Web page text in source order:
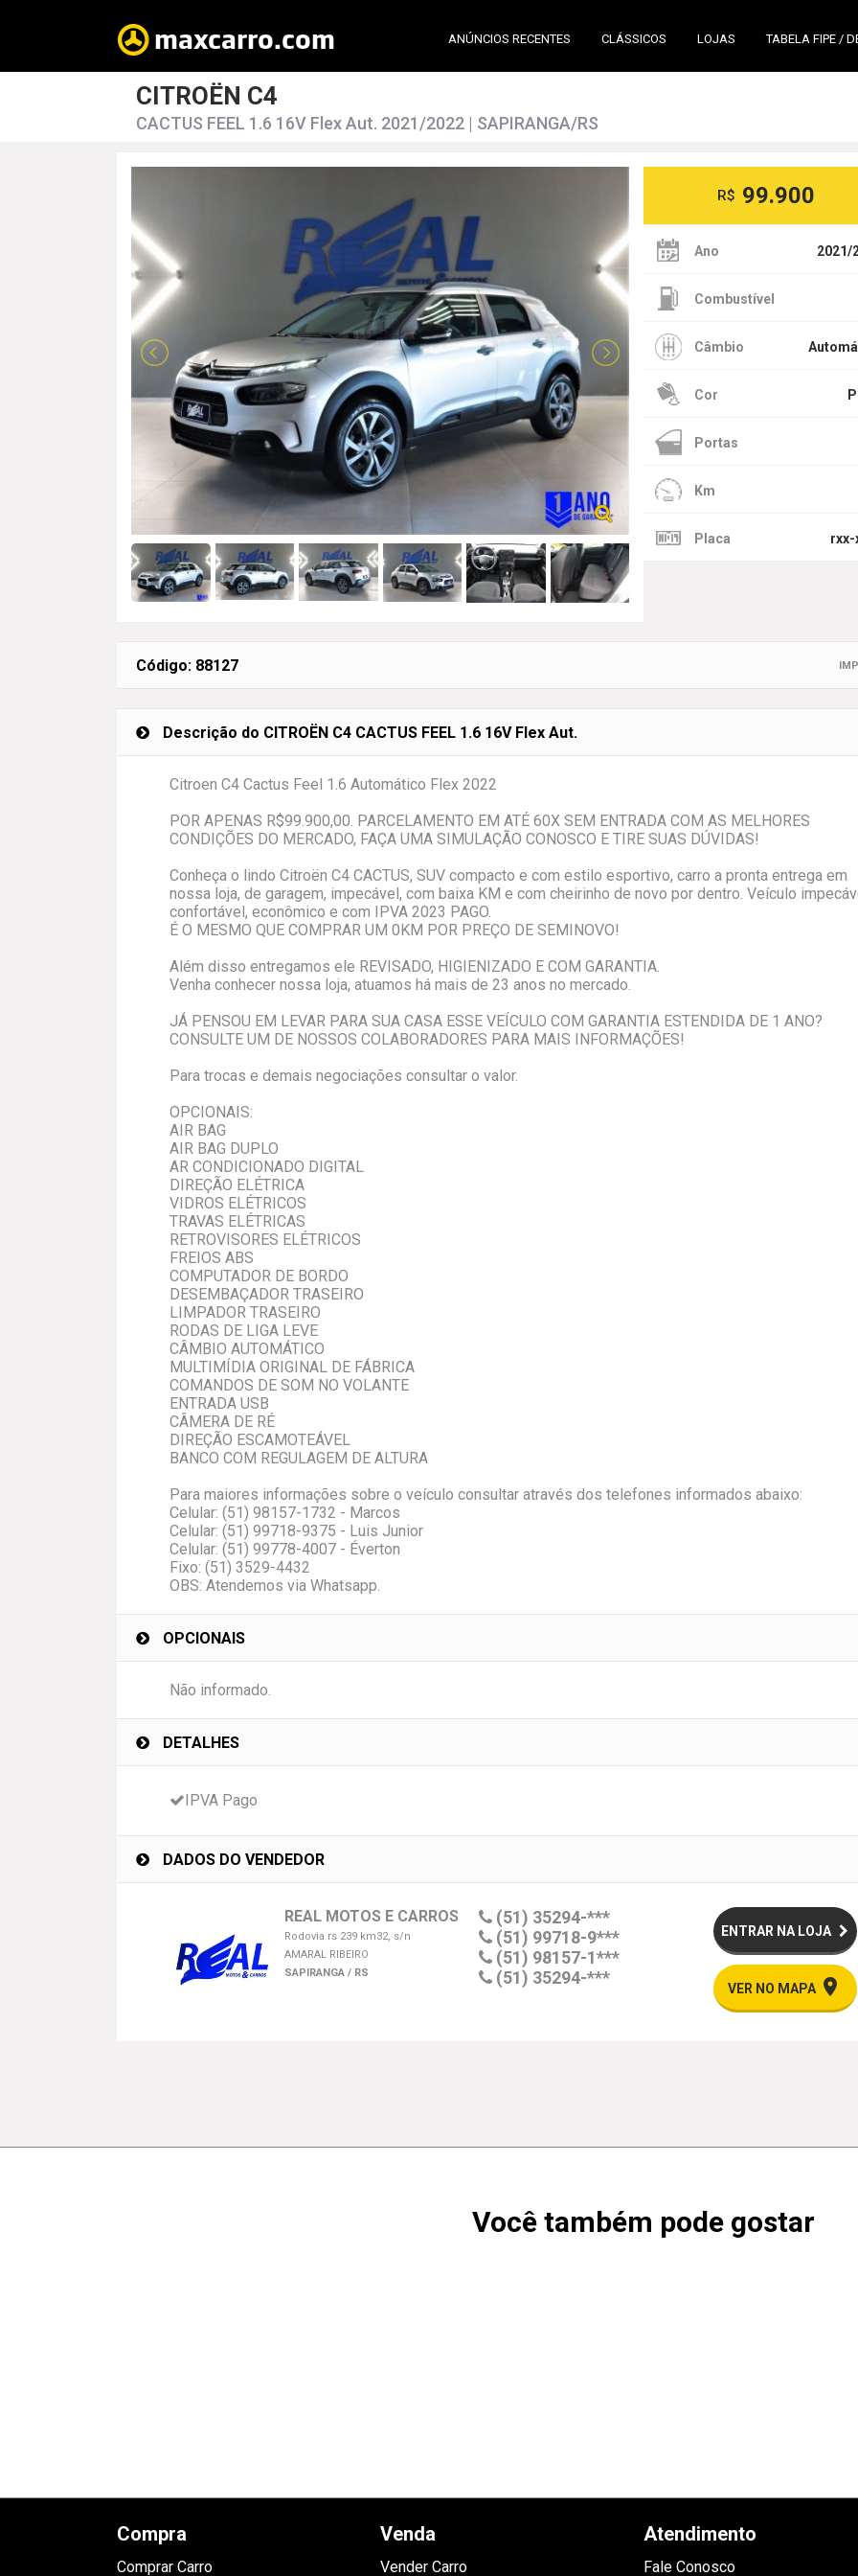
ANÚNCIOS RECENTES CLÁSSICOS LOJAS TABELA FIPE /
CITROËN C4
CACTUS FEEL 1.6 16V Flex Aut. 2021/2022 | SAPIRANGA/RS
R$ 99.900
Ano 2021/
Combustível
Câmbio
Cor
Portas
Km
Placa rxx-
Código: 88127
Descrição do CITROËN C4 CACTUS FEEL 1.6 16V Flex Aut.
Citroen C4 Cactus Feel 1.6 Automático Flex 2022
POR APENAS R$99.900,00. PARCELAMENTO EM ATÉ 60X SEM ENTRADA COM AS MELHORES
CONDIÇÕES DO MERCADO, FAÇA UMA SIMULAÇÃO CONOSCO E TIRE SUAS DÚVIDAS!
Conheça o lindo Citroën C4 CACTUS, SUV compacto e com estilo esportivo, carro a pronta entrega em
nossa loja, de garagem, impecável, com baixa KM e com cheirinho de novo por dentro. Veículo
confortável, econômico e com IPVA 2023 PAGO.
É O MESMO QUE COMPRAR UM 0KM POR PREÇO DE SEMINOVO!
Além disso entregamos ele REVISADO, HIGIENIZADO E COM GARANTIA.
Venha conhecer nossa loja, atuamos há mais de 23 anos no mercado.
JÁ PENSOU EM LEVAR PARA SUA CASA ESSE VEÍCULO COM GARANTIA ESTENDIDA DE 1 ANO?
CONSULTE UM DE NOSSOS COLABORADORES PARA MAIS INFORMAÇÕES!
Para trocas e demais negociações consultar o valor.
OPCIONAIS:
AIR BAG
AIR BAG DUPLO
AR CONDICIONADO DIGITAL
DIREÇÃO ELÉTRICA
VIDROS ELÉTRICOS
TRAVAS ELÉTRICAS
RETROVISORES ELÉTRICOS
FREIOS ABS
COMPUTADOR DE BORDO
DESEMBAÇADOR TRASEIRO
LIMPADOR TRASEIRO
RODAS DE LIGA LEVE
CÂMBIO AUTOMÁTICO
MULTIMÍDIA ORIGINAL DE FÁBRICA
COMANDOS DE SOM NO VOLANTE
ENTRADA USB
CÂMERA DE RÉ
DIREÇÃO ESCAMOTEÁVEL
BANCO COM REGULAGEM DE ALTURA
Para maiores informações sobre o veículo consultar através dos telefones informados abaixo:
Celular: (51) 98157-1732 - Marcos
Celular: (51) 99718-9375 - Luis Junior
Celular: (51) 99778-4007 - Éverton
Fixo: (51) 3529-4432
OBS: Atendemos via Whatsapp.
OPCIONAIS
Não informado.
DETALHES
IPVA Pago
DADOS DO VENDEDOR
REAL MOTOS E CARROS
Rodovia rs 239 km32, s/n
AMARAL RIBEIRO
SAPIRANGA / RS
(51) 35294-***
(51) 99718-9***
(51) 98157-1***
(51) 35294-***
ENTRAR NA LOJA
VER NO MAPA place
Você também pode gostar
Compra
Comprar Carro
Venda
Vender Carro
Atendimento
Fale Conosco